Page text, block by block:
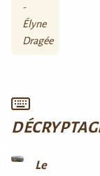
-
Élyne
Dragée
Le